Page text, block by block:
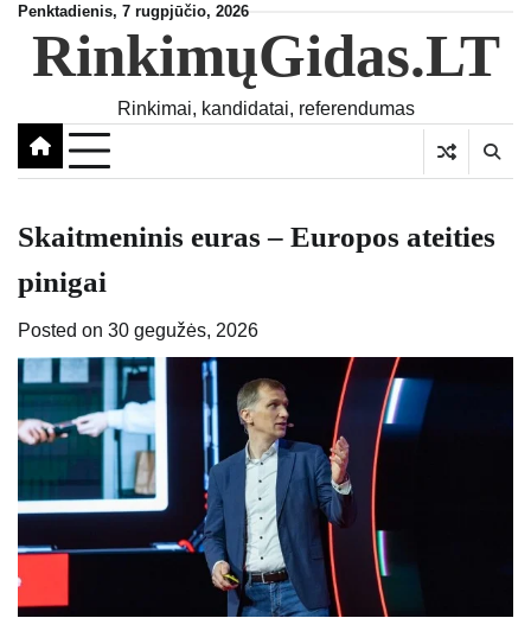
Skip
content
Penktadienis, 7 rugpjūčio, 2026
RinkimųGidas.LT
Rinkimai, kandidatai, referendumas
Skaitmeninis euras – Europos ateities
pinigai
Posted on 30 gegužės, 2026